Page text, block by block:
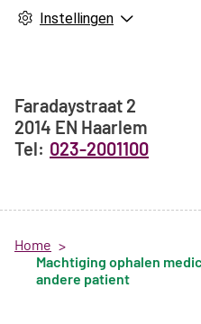
Instellingen
Adresgegevens
Faradaystraat 2
2014 EN Haarlem
023-2001100
Home
Machtiging ophalen
andere patient